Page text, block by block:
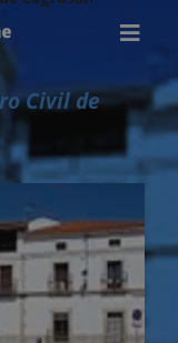
Civil de